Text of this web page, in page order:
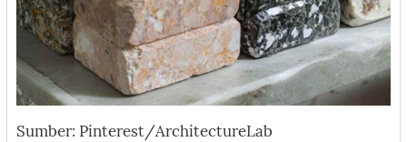
Sumber: Pinterest/ArchitectureLab